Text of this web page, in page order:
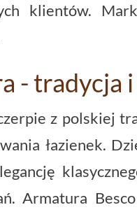
klientów.
- tradycja
z polskiej
łazienek.
Armatura